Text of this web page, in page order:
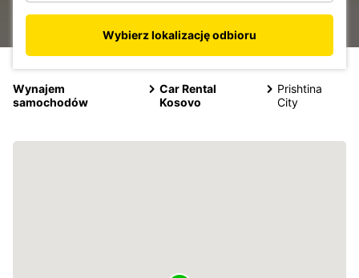
Wybierz lokalizację odbioru
Wynajem
samochodów
Car Rental
Kosovo
Prishtina
City